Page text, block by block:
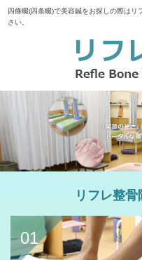
四條畷(四条畷)で美容鍼をお探しの際は
さい。
リフレ整
01